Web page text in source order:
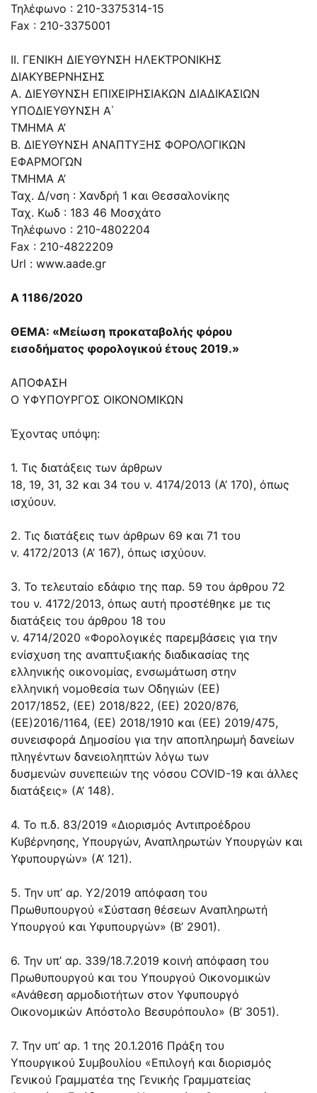
Τηλέφωνο : 210-3375314-15
Fax : 210-3375001
ΙΙ. ΓΕΝΙΚΗ ΔΙΕΥΘΥΝΣΗ ΗΛΕΚΤΡΟΝΙΚΗΣ
ΔΙΑΚΥΒΕΡΝΗΣΗΣ
Α. ΔΙΕΥΘΥΝΣΗ ΕΠΙΧΕΙΡΗΣΙΑΚΩΝ ΔΙΑΔΙΚΑΣΙΩΝ
ΥΠΟΔΙΕΥΘΥΝΣΗ Α΄
ΤΜΗΜΑ Α’
Β. ΔΙΕΥΘΥΝΣΗ ΑΝΑΠΤΥΞΗΣ ΦΟΡΟΛΟΓΙΚΩΝ
ΕΦΑΡΜΟΓΩΝ
ΤΜΗΜΑ Α’
Ταχ. Δ/νση : Χανδρή 1 και Θεσσαλονίκης
Ταχ. Κωδ : 183 46 Μοσχάτο
Τηλέφωνο : 210-4802204
Fax : 210-4822209
Url : www.aade.gr
Α 1186/2020
ΘΕΜΑ: «Μείωση προκαταβολής φόρου
εισοδήματος φορολογικού έτους 2019.»
ΑΠΟΦΑΣΗ
Ο ΥΦΥΠΟΥΡΓΟΣ ΟΙΚΟΝΟΜΙΚΩΝ
Έχοντας υπόψη:
1. Τις διατάξεις των άρθρων
18, 19, 31, 32 και 34 του ν. 4174/2013 (Α’ 170), όπως
ισχύουν.
2. Τις διατάξεις των άρθρων 69 και 71 του
ν. 4172/2013 (Α’ 167), όπως ισχύουν.
3. Το τελευταίο εδάφιο της παρ. 59 του άρθρου 72
του ν. 4172/2013, όπως αυτή προστέθηκε με τις
διατάξεις του άρθρου 18 του
ν. 4714/2020 «Φορολογικές παρεμβάσεις για την
ενίσχυση της αναπτυξιακής διαδικασίας της
ελληνικής οικονομίας, ενσωμάτωση στην
ελληνική νομοθεσία των Οδηγιών (ΕΕ)
2017/1852, (ΕΕ) 2018/822, (ΕΕ) 2020/876,
(ΕΕ)2016/1164, (ΕΕ) 2018/1910 και (ΕΕ) 2019/475,
συνεισφορά Δημοσίου για την αποπληρωμή δανείων
πληγέντων δανειοληπτών λόγω των
δυσμενών συνεπειών της νόσου COVID-19 και άλλες
διατάξεις» (Α’ 148).
4. Το π.δ. 83/2019 «Διορισμός Αντιπροέδρου
Κυβέρνησης, Υπουργών, Αναπληρωτών Υπουργών και
Υφυπουργών» (Α’ 121).
5. Την υπ’ αρ. Υ2/2019 απόφαση του
Πρωθυπουργού «Σύσταση θέσεων Αναπληρωτή
Υπουργού και Υφυπουργών» (Β’ 2901).
6. Την υπ’ αρ. 339/18.7.2019 κοινή απόφαση του
Πρωθυπουργού και του Υπουργού Οικονομικών
«Ανάθεση αρμοδιοτήτων στον Υφυπουργό
Οικονομικών Απόστολο Βεσυρόπουλο» (Β’ 3051).
7. Την υπ’ αρ. 1 της 20.1.2016 Πράξη του
Υπουργικού Συμβουλίου «Επιλογή και διορισμός
Γενικού Γραμματέα της Γενικής Γραμματείας